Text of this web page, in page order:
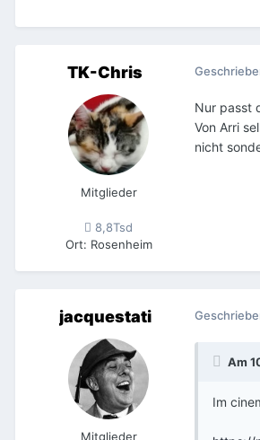
TK-Chris
Mitglieder
8,8Tsd
Ort: Rosenheim
Nur passt
Von Arri
nicht
jacquestati
Mitglieder
Am
Im